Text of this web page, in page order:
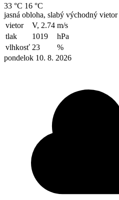
33 °C 16 °C
jasná obloha, slabý východný vietor
vietor
V, 2.74 m/s
tlak
1019
hPa
vlhkosť 23
%
pondelok 10. 8. 2026